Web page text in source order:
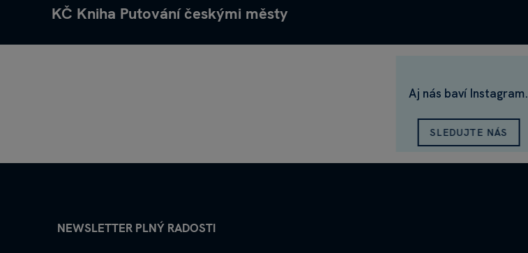
KČ Kniha Putování českými městy
Aj nás baví Instagram.
SLEDUJTE NÁS
NEWSLETTER PLNÝ RADOSTI